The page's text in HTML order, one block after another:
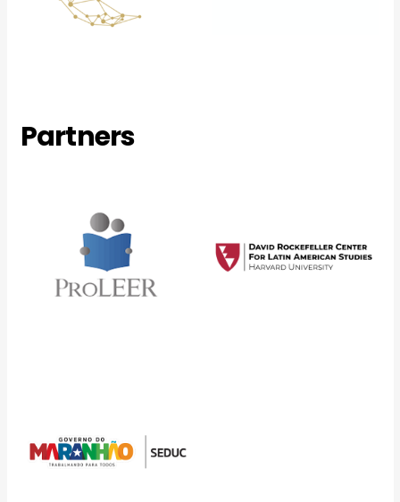
Partners